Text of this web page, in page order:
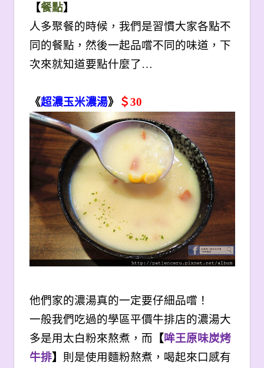
【餐點】
人多聚餐的時候，我們是習慣大家各點不
同的餐點，然後一起品嚐不同的味道，下
次來就知道要點什麼了…
《超濃玉米濃湯》 ＄30
他們家的濃湯真的一定要仔細品嚐！
一般我們吃過的學區平價牛排店的濃湯大
多是用太白粉來熬煮，而 【哞王原味炭烤
牛排】 則是使用麵粉熬煮，喝起來口感有